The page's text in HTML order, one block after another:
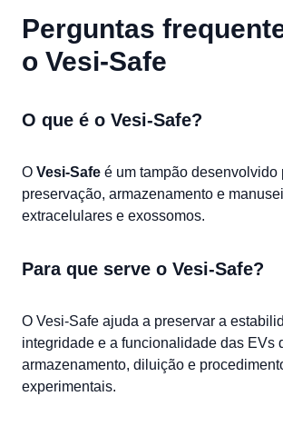
Perguntas
o Vesi-Safe
O que é o Vesi-Safe?
O Vesi-Safe é um tampão desenvolvido
preservação, armazenamento e
extracelulares e exossomos.
Para que serve o Vesi-Safe?
O Vesi-Safe ajuda a preservar a
integridade e a funcionalidade das EVs
armazenamento, diluição e
experimentais.